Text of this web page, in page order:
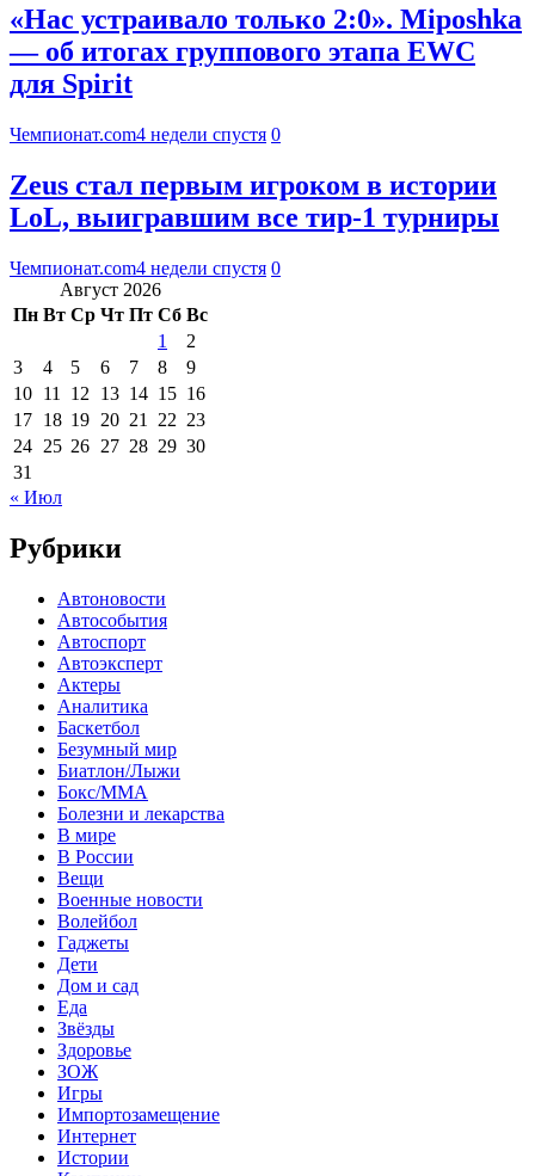
«Нас устраивало только 2:0». Miposhka
— об итогах группового этапа EWC
для Spirit
Чемпионат.com4 недели спустя 0
Zeus стал первым игроком в истории
LoL, выигравшим все тир-1 турниры
Чемпионат.com4 недели спустя 0
Август 2026
Пн Вт Ср Чт Пт Сб Вс
1
2
3
4 5 6 7 8
9
10 11 12 13 14 15 16
17 18 19 20 21 22 23
24 25 26 27 28 29 30
31
« Июл
Рубрики
Автоновости
Автособытия
Автоспорт
Автоэксперт
Актеры
Аналитика
Баскетбол
Безумный мир
Биатлон/Лыжи
Бокс/MMA
Болезни и лекарства
В мире
В России
Вещи
Военные новости
Волейбол
Гаджеты
Дети
Дом и сад
Еда
Звёзды
Здоровье
ЗОЖ
Игры
Импортозамещение
Интернет
Истории